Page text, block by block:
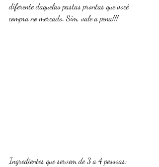
diferente daquelas pastas prontas que você
compra no mercado. Sim, vale a pena!!!
Ingredientes que servem de 3 a 4 pessoas: